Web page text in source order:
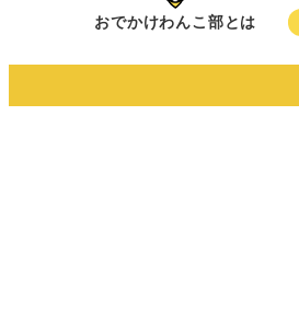
へ
おでかけわんこ部とは